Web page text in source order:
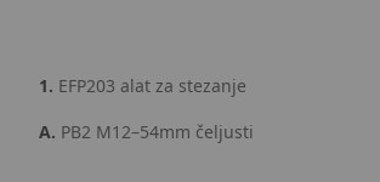
1. EFP203 alat za stezanje
A. PB2 M12–54mm čeljusti